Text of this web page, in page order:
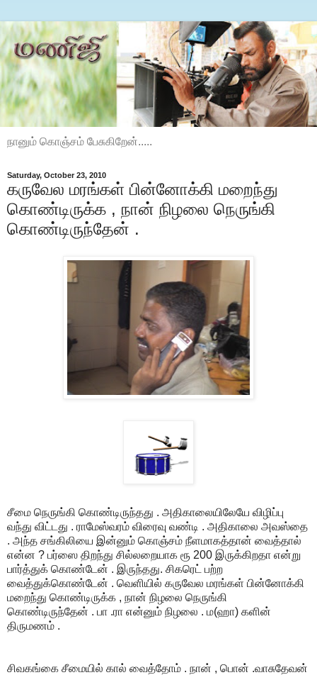
நானும் கொஞ்சம் பேசுகிறேன்.....
Saturday, October 23, 2010
கருவேல மரங்கள் பின்னோக்கி மறைந்து
கொண்டிருக்க , நான் நிழலை நெருங்கி
கொண்டிருந்தேன் .
சீமை நெருங்கி கொண்டிருந்தது . அதிகாலையிலேயே விழிப்பு
வந்து விட்டது . ராமேஸ்வரம் விரைவு வண்டி . அதிகாலை அவஸ்தை
. அந்த சங்கிலியை இன்னும் கொஞ்சம் நீளமாகத்தான் வைத்தால்
என்ன ? பர்ஸை திறந்து சில்லறையாக ரூ 200 இருக்கிறதா என்று
பார்த்துக் கொண்டேன் . இருந்தது. சிகரெட் பற்ற
வைத்துக்கொண்டேன் . வெளியில் கருவேல மரங்கள் பின்னோக்கி
மறைந்து கொண்டிருக்க , நான் நிழலை நெருங்கி
கொண்டிருந்தேன் . பா .ரா என்னும் நிழலை . ம(ஹா) களின்
திருமணம் .
சிவகங்கை சீமையில் கால் வைத்தோம் . நான் , பொன் .வாசுதேவன்